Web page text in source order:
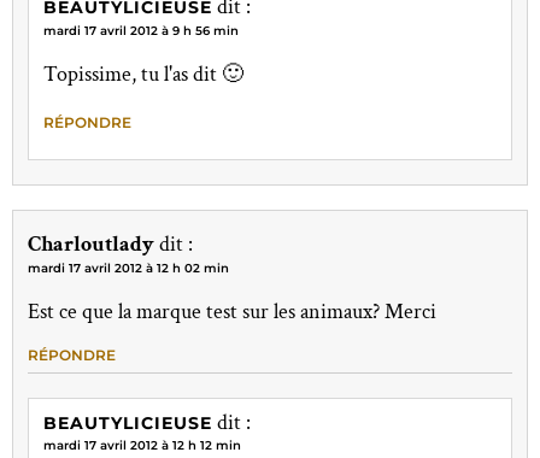
BEAUTYLICIEUSE dit :
mardi 17 avril 2012 à 9 h 56 min
Topissime, tu l'as dit 🙂
RÉPONDRE
Charloutladydit :
mardi 17 avril 2012 à 12 h 02 min
Est ce que la marque test sur les animaux? Merci
RÉPONDRE
BEAUTYLICIEUSE dit :
mardi 17 avril 2012 à 12 h 12 min